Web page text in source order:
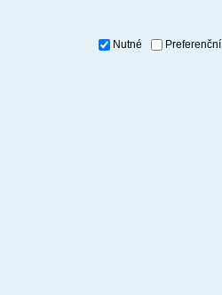
Nutné Preferenční